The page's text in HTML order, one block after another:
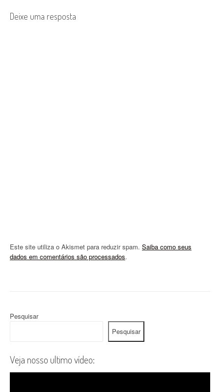
n
Deixe uma resposta
Este site utiliza o Akismet para reduzir spam. Saiba como seus
dados em comentários são processados.
Pesquisar
Pesquisar
Veja nosso ultimo vídeo: